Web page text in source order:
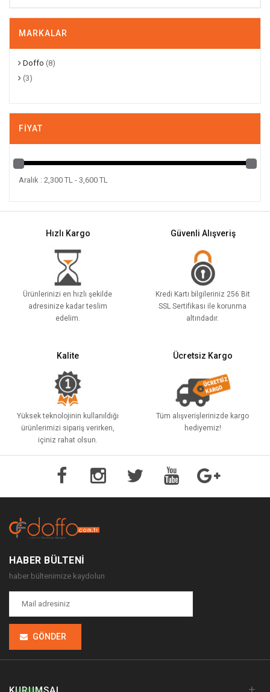
MARKALAR
Doffo (8)
(3)
FIYAT
Aralık : 2,300 TL - 3,600 TL
Hızlı Kargo
Ürünlerinizi en hızlı şekilde
adresinize kadar teslim
edelim.
Güvenli Alışveriş
Kredi Kartı bilgileriniz 256 Bit
SSL Sertifikası ile korunma
altındadır.
Kalite
Yüksek teknolojinin kullanıldığı
ürünlerimizi sipariş verirken,
içiniz rahat olsun.
Ücretsiz Kargo
Tüm alışverişlerinizde kargo
hediyemiz!
HABER BÜLTENI
haber bültenimize kaydolun
GÖNDER
+